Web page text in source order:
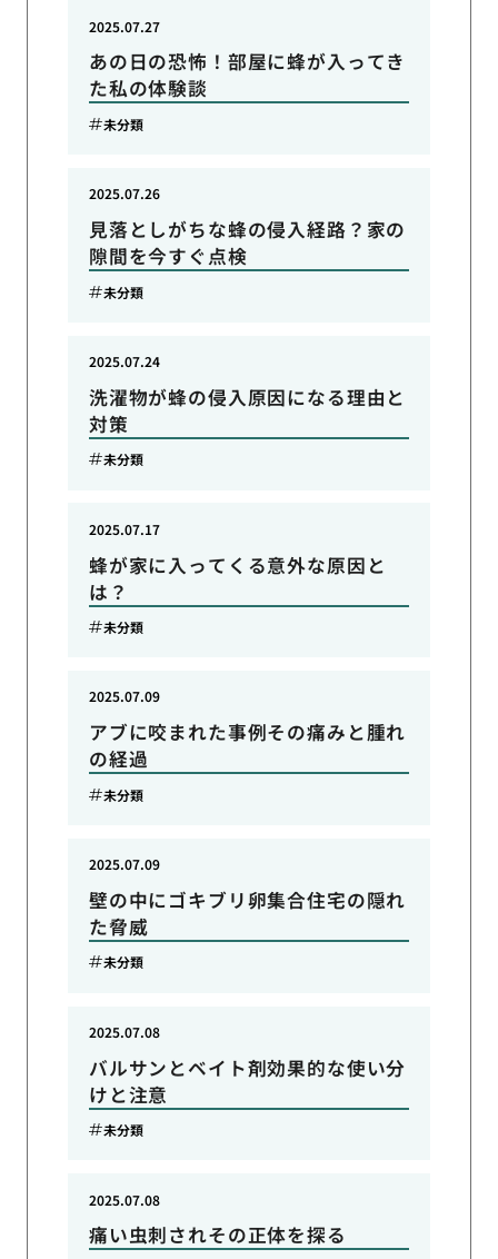
あの日の恐怖！部屋に蜂が入ってき
た私の体験談
2025.07.27
未分類
見落としがちな蜂の侵入経路？家の
隙間を今すぐ点検
2025.07.26
未分類
洗濯物が蜂の侵入原因になる理由と
対策
2025.07.24
未分類
蜂が家に入ってくる意外な原因と
は？
2025.07.17
未分類
アブに咬まれた事例その痛みと腫れ
の経過
2025.07.09
未分類
壁の中にゴキブリ卵集合住宅の隠れ
た脅威
2025.07.09
未分類
バルサンとベイト剤効果的な使い分
けと注意
2025.07.08
未分類
痛い虫刺されその正体を探る
2025.07.08